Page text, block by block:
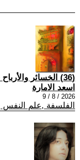
(36) الخسائر والأرباح في طاقة النفس
اسعد الامارة
2026 / 8 / 9
الفلسفة ,علم النفس